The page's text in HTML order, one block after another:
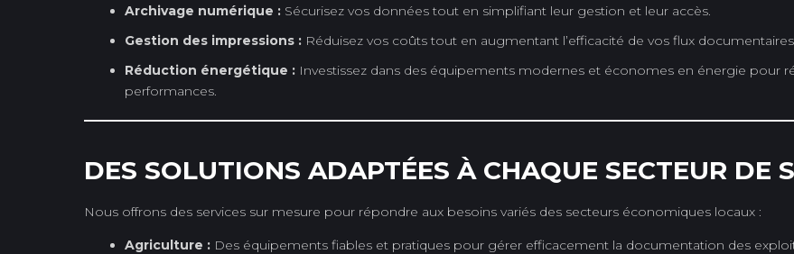
Archivage numérique : Sécurisez vos données tout en simplifiant leur gestion et leur accès.
Gestion des impressions : Réduisez vos coûts tout en augmentant l’efficacité de vos flux
Réduction énergétique : Investissez dans des équipements modernes et économes en énergie pour
performances.
DES SOLUTIONS ADAPTÉES À CHAQUE SECTEUR DE
Nous offrons des services sur mesure pour répondre aux besoins variés des secteurs économiques locaux :
Agriculture : Des équipements fiables et pratiques pour gérer efficacement la documentation des